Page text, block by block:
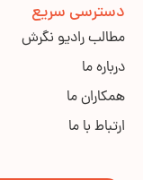
دسترسی سریع
مطالب رادیو نگرش
درباره ما
همکاران ما
ارتباط با ما